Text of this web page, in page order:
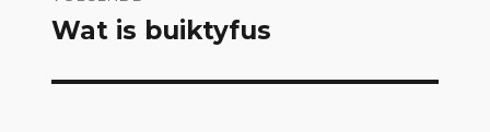
Volgend
Wat is buiktyfus